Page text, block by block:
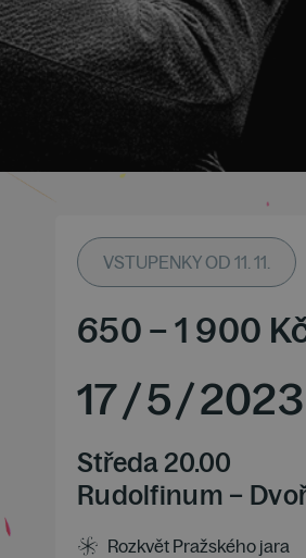
VSTUPENKY OD 11. 11.
650 – 1 900
17/5/2023
Středa 20.00
Rudolfinum –
Rozkvět Pražského jara